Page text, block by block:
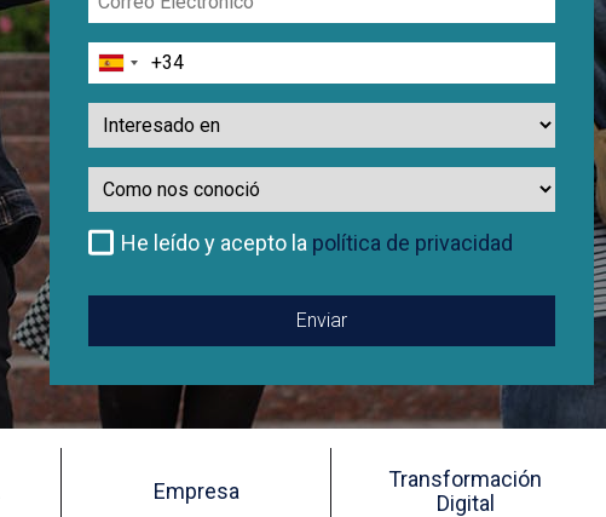
Electrónico
Teléfono
Interesado
en
Como
nos
conoció
He leído y acepto la política de privacidad
Empresa
Transformación
Digital